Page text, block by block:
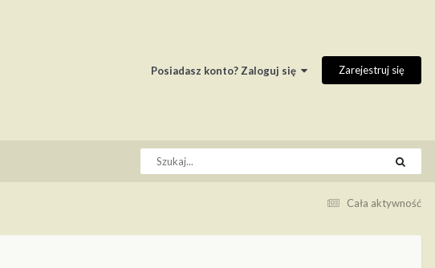
Posiadasz konto? Zaloguj się Zarejestruj się
Cała aktywność